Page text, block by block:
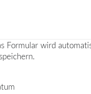
Formular wird